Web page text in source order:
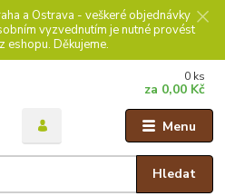
a Ostrava - veškeré objednávky
vyzvednutím je nutné provést
eshopu. Děkujeme.
Menu
Hledat
0 ks
za 0,00 Kč